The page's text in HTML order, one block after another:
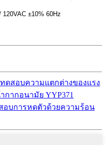
±10% 60Hz
ทดสอบความแตกต่างของแรง
ากอนามัย YYP371
อบการหดตัวด้วยความร้อน